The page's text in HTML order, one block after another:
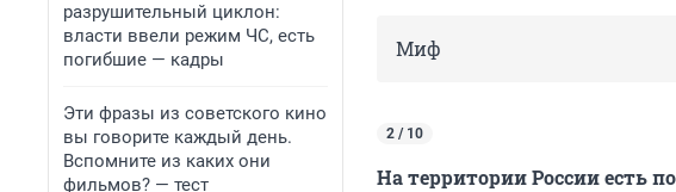
разрушительный циклон:
власти ввели режим ЧС, есть
погибшие — кадры
Эти фразы из советского кино
вы говорите каждый день.
Вспомните из каких они
фильмов? — тест
Миф
2 / 10
На территории России есть